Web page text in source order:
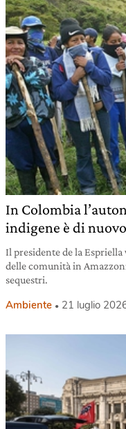
In Colombia
indigene è di
Il presidente de la
delle comunità in
sequestri.
Ambiente 21 luglio